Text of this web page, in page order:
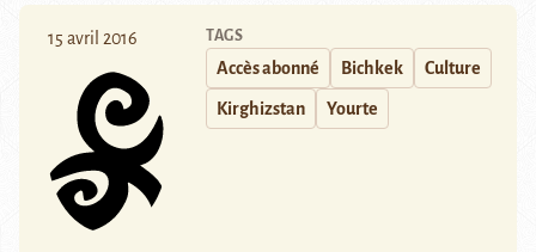
15 avril 2016 TAGS
Accès abonné Bichkek Culture
Kirghizstan Yourte